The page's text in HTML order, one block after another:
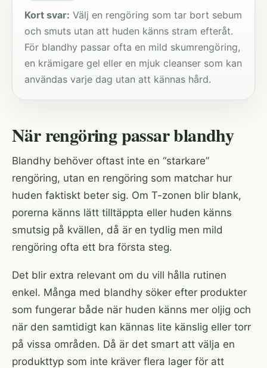
Kort svar: Välj en rengöring som tar bort sebum
och smuts utan att huden känns stram efteråt.
För blandhy passar ofta en mild skumrengöring,
en krämigare gel eller en mjuk cleanser som kan
användas varje dag utan att kännas hård.
När rengöring passar blandhy
Blandhy behöver oftast inte en “starkare”
rengöring, utan en rengöring som matchar hur
huden faktiskt beter sig. Om T-zonen blir blank,
porerna känns lätt tilltäppta eller huden känns
smutsig på kvällen, då är en tydlig men mild
rengöring ofta ett bra första steg.
Det blir extra relevant om du vill hålla rutinen
enkel. Många med blandhy söker efter produkter
som fungerar både när huden känns mer oljig och
när den samtidigt kan kännas lite känslig eller torr
på vissa områden. Då är det smart att välja en
produkttyp som inte kräver flera lager för att